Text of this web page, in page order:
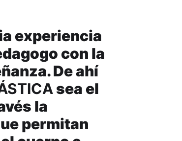
experiencia
con la
De ahí
sea el
la
permitan